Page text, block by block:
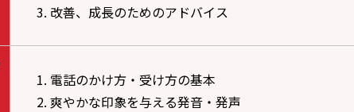
改善、成長のためのアドバイス
電話のかけ方・受け方の基本
爽やかな印象を与える発音・発声